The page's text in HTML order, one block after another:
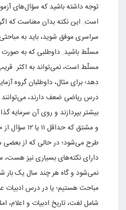
توجه داشته باشید که سؤال‌های
است. این نکته بدان معناست که
سراسری موفق شوید، باید به
مسلّط باشید. داوطلبی که به
مسلّط است، نمی‌تواند به اکثر
دهد؛ برای مثال، داوطلبان گروه
درس ریاضی ضعف دارند،
بیشتر بپردازند و روی آن سرمایه
طرح می‌شود؛ در حالی که از بعضی
دارای نکته‌های بسیاری نیز هست،
نمی‌شود و گاه هر چند سال یک بار
مباحث هستیم؛ یا در درس ادبیات
شامل لغت، تاریخ ادبیات و اعلام،